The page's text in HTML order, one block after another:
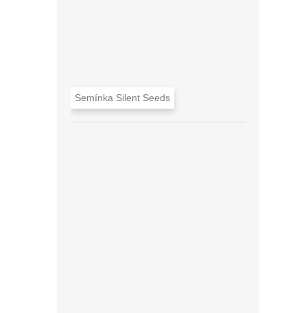
Semínka Silent Seeds